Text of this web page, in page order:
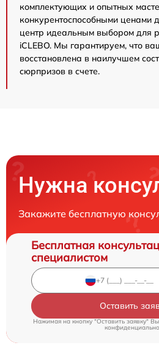
комплектующих и опытных
конкурентоспособными ценами
центр идеальным выбором для
iCLEBO. Мы гарантируем, что
восстановлена в наилучшем
сюрпризов в счете.
Нужна
Закажите бесплатную
Бесплатная
специалистом
Оставить
Нажимая на кнопку "Оставить заявку"